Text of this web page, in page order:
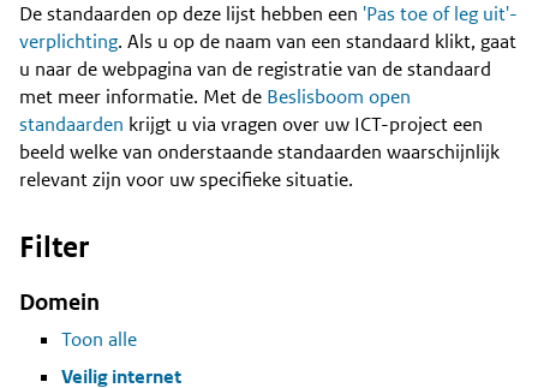
Content
De standaarden op deze lijst hebben een 'Pas toe of leg uit'-
verplichting. Als u op de naam van een standaard klikt, gaat
u naar de webpagina van de registratie van de standaard
met meer informatie. Met de Beslisboom open
standaarden krijgt u via vragen over uw ICT-project een
beeld welke van onderstaande standaarden waarschijnlijk
relevant zijn voor uw specifieke situatie.
Filter
Domein
Toon alle
Veilig internet